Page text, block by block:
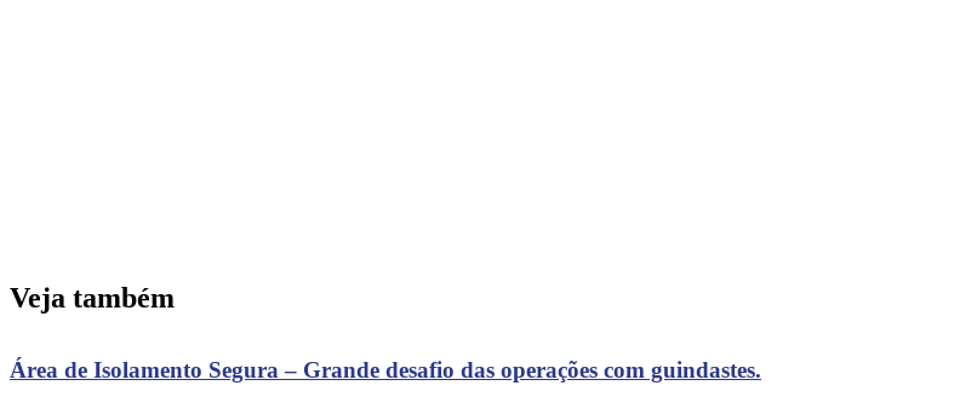
Veja também
Área de Isolamento Segura – Grande desafio das operações com guindastes.